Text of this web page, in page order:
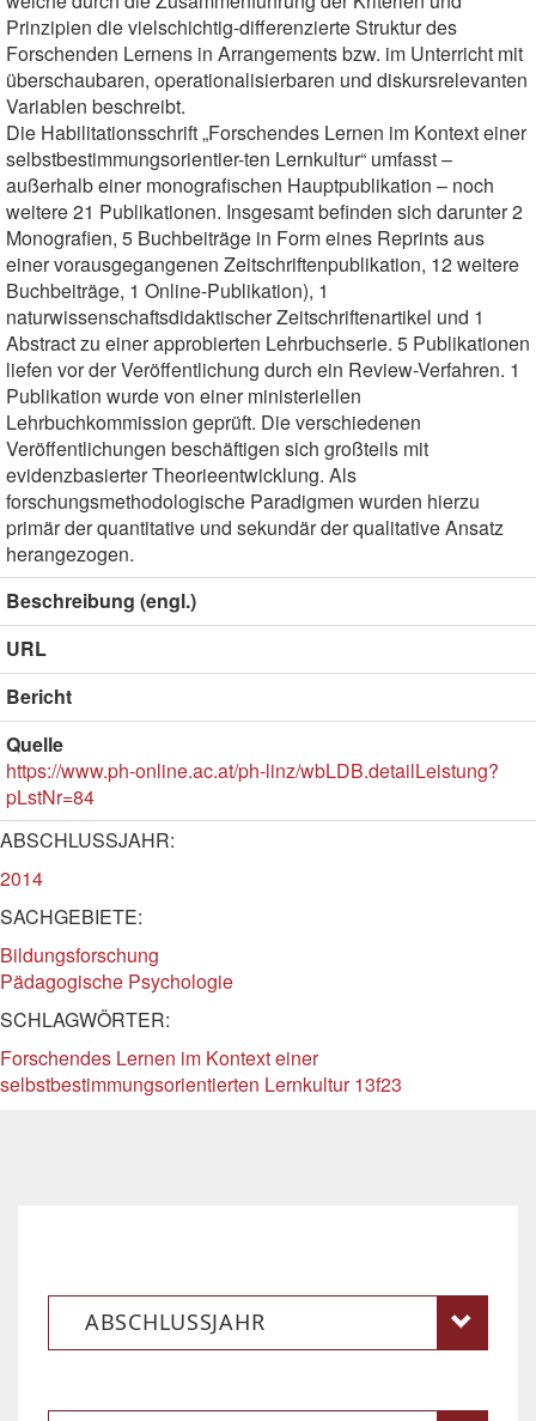
Prinzipien die vielschichtig-differenzierte Struktur des
Forschenden Lernens in Arrangements bzw. im Unterricht mit
überschaubaren, operationalisierbaren und diskursrelevanten
Variablen beschreibt.
Die Habilitationsschrift „Forschendes Lernen im Kontext einer
selbstbestimmungsorientier-ten Lernkultur“ umfasst –
außerhalb einer monografischen Hauptpublikation – noch
weitere 21 Publikationen. Insgesamt befinden sich darunter 2
Monografien, 5 Buchbeiträge in Form eines Reprints aus
einer vorausgegangenen Zeitschriftenpublikation, 12 weitere
Buchbeiträge, 1 Online-Publikation), 1
naturwissenschaftsdidaktischer Zeitschriftenartikel und 1
Abstract zu einer approbierten Lehrbuchserie. 5 Publikationen
liefen vor der Veröffentlichung durch ein Review-Verfahren. 1
Publikation wurde von einer ministeriellen
Lehrbuchkommission geprüft. Die verschiedenen
Veröffentlichungen beschäftigen sich großteils mit
evidenzbasierter Theorieentwicklung. Als
forschungsmethodologische Paradigmen wurden hierzu
primär der quantitative und sekundär der qualitative Ansatz
herangezogen.
Beschreibung (engl.)
URL
Bericht
Quelle
https://www.ph-online.ac.at/ph-linz/wbLDB.detailLeistung?
pLstNr=84
ABSCHLUSSJAHR:
2014
SACHGEBIETE:
Bildungsforschung
Pädagogische Psychologie
SCHLAGWÖRTER:
Forschendes Lernen im Kontext einer
selbstbestimmungsorientierten Lernkultur 13f23
ABSCHLUSSJAHR